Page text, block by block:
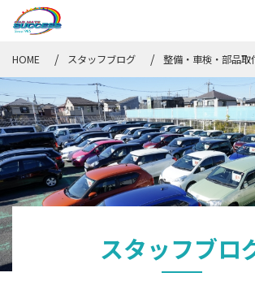
HOME スタッフブログ 整備・車検・部品取
スタッフブロ